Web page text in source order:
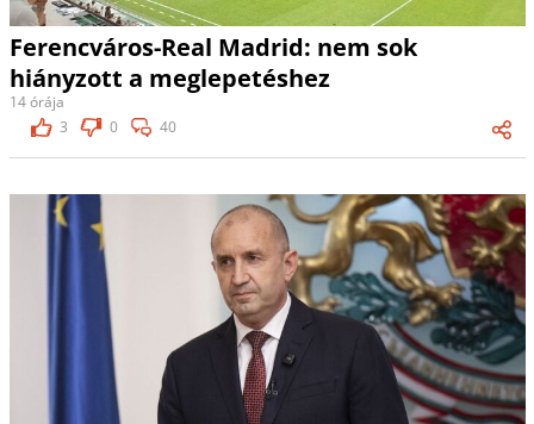
Ferencváros-Real Madrid: nem sok
hiányzott a meglepetéshez
14 órája
3
0 40